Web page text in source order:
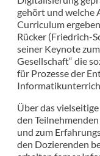
gehört und welche
Curriculum
Rücker (Friedrich-
seiner Keynote
Gesellschaft“ die
für Prozesse der
Über das
den
und zum
den Dozierenden